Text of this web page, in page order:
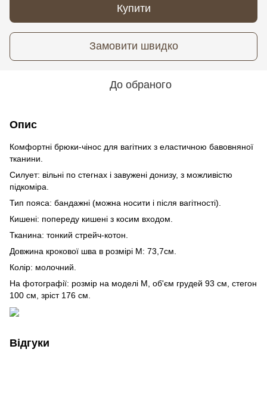
Купити
Замовити швидко
До обраного
Опис
Комфортні брюки-чінос для вагітних з еластичною бавовняної
тканини.
Силует: вільні по стегнах і завужені донизу, з можливістю
підкоміра.
Тип пояса: бандажні (можна носити і після вагітності).
Кишені: попереду кишені з косим входом.
Тканина: тонкий стрейч-котон.
Довжина крокової шва в розмірі М: 73,7см.
Колір: молочний.
На фотографії: розмір на моделі М, об'єм грудей 93 см, стегон
100 см, зріст 176 см.
Відгуки